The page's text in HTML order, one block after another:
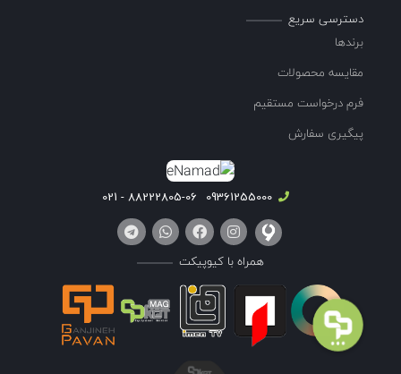
دسترسی سریع
برندها
مقایسه محصولات
فرم درخواست مستقیم
پیگیری سفارش
09361255000
88222805-06 - 021
همراه با کیوپیکت